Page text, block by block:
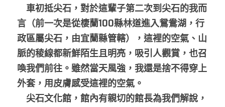
車初抵尖石，對於這輩子第二次到尖石的我而
言（前一次是從棲蘭100縣林道進入鴛鴦湖，行
政區屬尖石，由宜蘭縣管轄），這裡的空氣、山
脈的稜線都新鮮陌生且明亮，吸引人觀賞，也召
喚我們前往。雖然當天風強，我還是捨不得穿上
外套，用皮膚感受這裡的空氣。
尖石文化館，館內有親切的館長為我們解說，